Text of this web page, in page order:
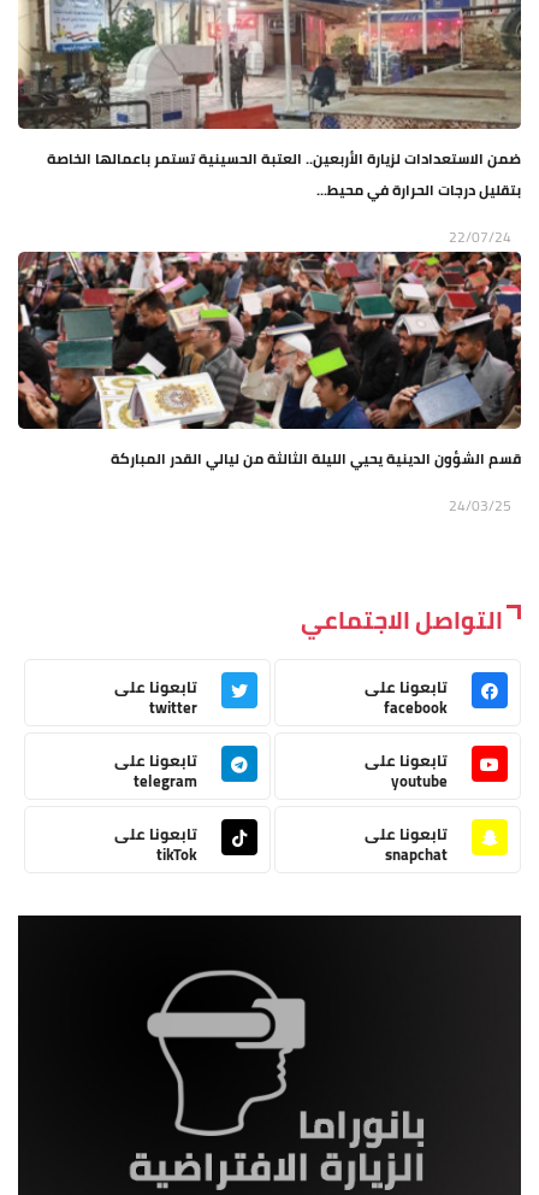
ضمن الاستعدادات لزيارة الأربعين.. العتبة الحسينية تستمر باعمالها الخاصة
بتقليل درجات الحرارة في محيط...
22/07/24
قسم الشؤون الدينية يحيي الليلة الثالثة من ليالي القدر المباركة
24/03/25
التواصل الاجتماعي
تابعونا على
facebook
تابعونا على
twitter
تابعونا على
youtube
تابعونا على
telegram
تابعونا على
snapchat
تابعونا على
tikTok